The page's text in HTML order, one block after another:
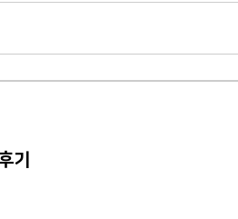
기